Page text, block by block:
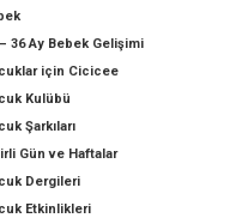
36 Ay Bebek Gelişimi
için Cicicee
Kulübü
Şarkıları
Gün ve Haftalar
Dergileri
Etkinlikleri